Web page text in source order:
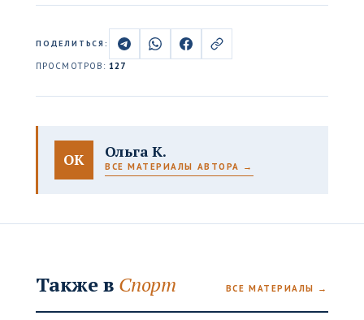
ПОДЕЛИТЬСЯ:
ПРОСМОТРОВ:127
ОК Ольга К.
ВСЕ МАТЕРИАЛЫ АВТОРА →
Также в Спорт ВСЕ МАТЕРИАЛЫ →